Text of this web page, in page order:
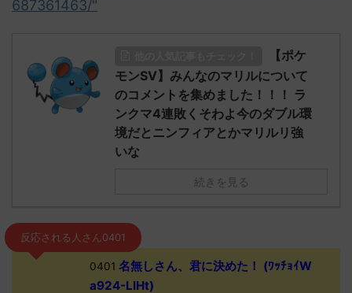
687361463/"
【ポケ
モンSV】みんなのマリルについて
のコメントを集めました！！！ ラ
ンクマ4連敗くそわよ今のダブル環
境だとニンフィアとかマリルリ強
いな
続きを見る
反応される人さん0401
0401 名無しさん、君に決めた！ (ﾜｯﾁｮｲW
a924-LIHt)